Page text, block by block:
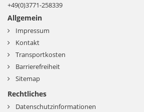
+49(0)3771-258339
Allgemein
Impressum
Kontakt
Transportkosten
Barrierefreiheit
Sitemap
Rechtliches
Datenschutzinformationen